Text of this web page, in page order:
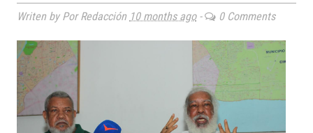
Writen by Por Redacción 10 months ago- 0 Comments